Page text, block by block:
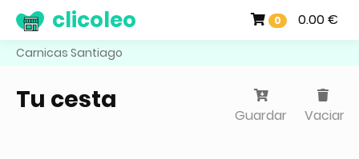
0 0.00 €
clicoleo
Carnicas Santiago
Tu cesta
Guardar Vaciar